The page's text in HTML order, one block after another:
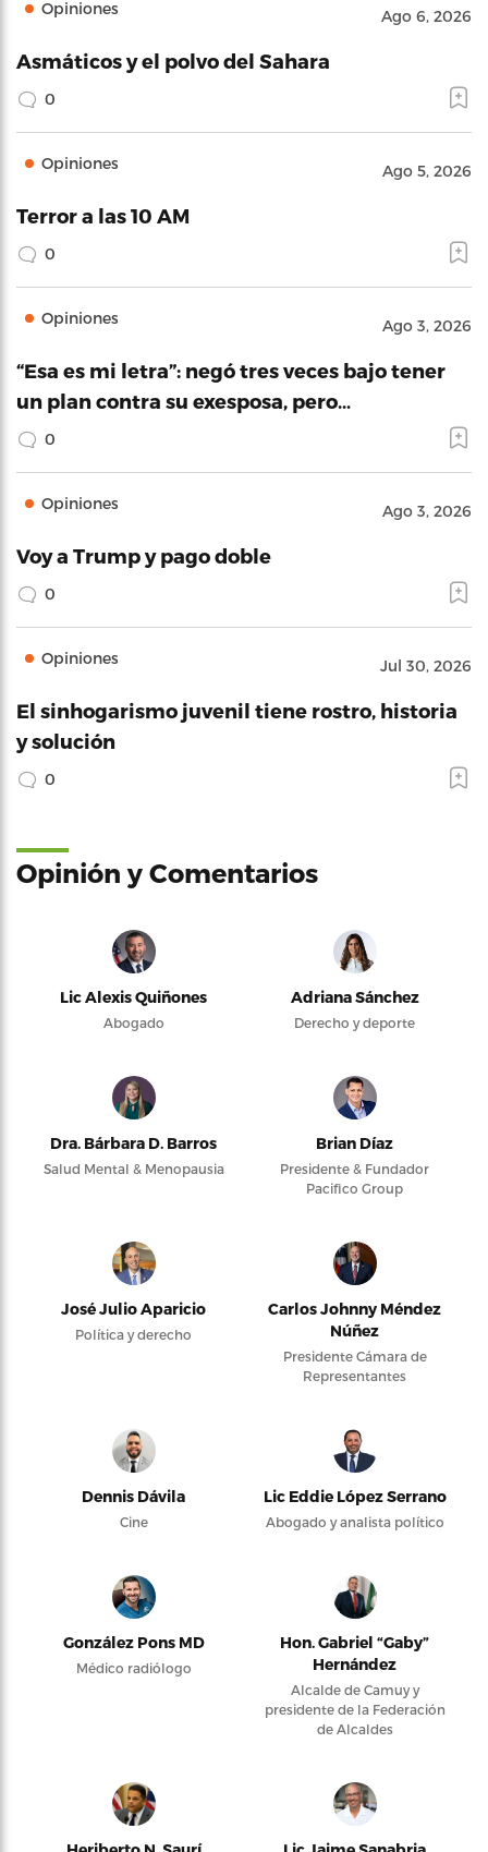
Opiniones Ago 6, 2026
Asmáticos y el polvo del Sahara
0
Opiniones Ago 5, 2026
Terror a las 10 AM
0
Opiniones Ago 3, 2026
“Esa es mi letra”: negó tres veces bajo tener
un plan contra su exesposa, pero…
0
Opiniones Ago 3, 2026
Voy a Trump y pago doble
0
Opiniones Jul 30, 2026
El sinhogarismo juvenil tiene rostro, historia
y solución
0
Opinión y Comentarios
Lic Alexis Quiñones
Abogado
Adriana Sánchez
Derecho y deporte
Dra. Bárbara D. Barros
Salud Mental & Menopausia
Brian Díaz
Presidente & Fundador
Pacifico Group
José Julio Aparicio
Política y derecho
Carlos Johnny Méndez
Núñez
Presidente Cámara de
Representantes
Dennis Dávila
Cine
Lic Eddie López Serrano
Abogado y analista político
González Pons MD
Médico radiólogo
Hon. Gabriel “Gaby”
Hernández
Alcalde de Camuy y
presidente de la Federación
de Alcaldes